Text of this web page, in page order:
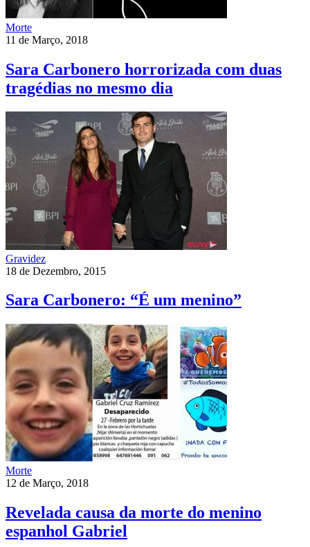
Morte
11 de Março, 2018
Sara Carbonero horrorizada com duas
tragédias no mesmo dia
Gravidez
18 de Dezembro, 2015
Sara Carbonero: “É um menino”
Morte
12 de Março, 2018
Revelada causa da morte do menino
espanhol Gabriel